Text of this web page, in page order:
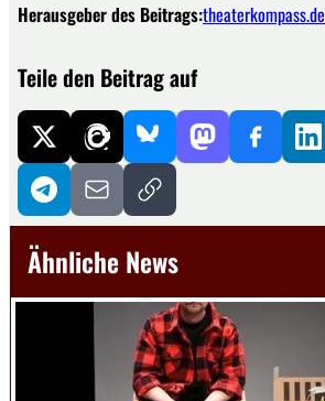
Herausgeber des Beitrags:theaterkompass.de
Teile den Beitrag auf
Ähnliche News